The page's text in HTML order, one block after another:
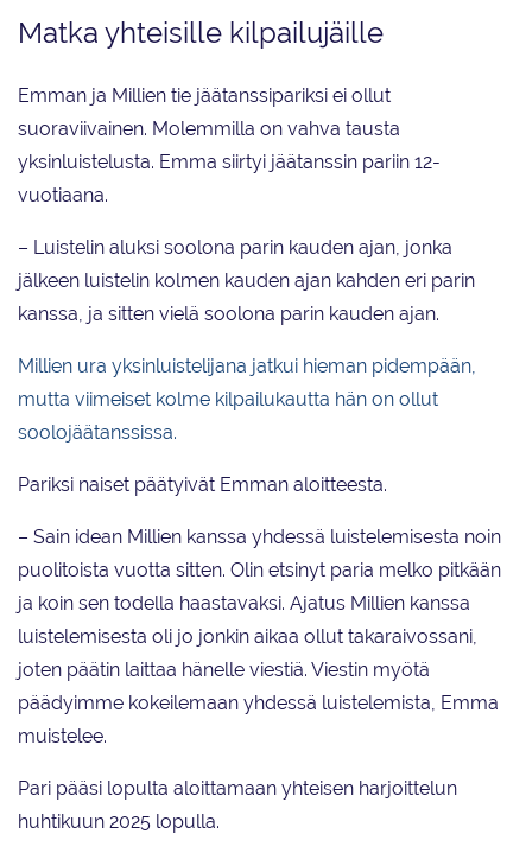
Matka yhteisille kilpailujäille
Emman ja Millien tie jäätanssipariksi ei ollut
suoraviivainen. Molemmilla on vahva tausta
yksinluistelusta. Emma siirtyi jäätanssin pariin 12-
vuotiaana.
– Luistelin aluksi soolona parin kauden ajan, jonka
jälkeen luistelin kolmen kauden ajan kahden eri parin
kanssa, ja sitten vielä soolona parin kauden ajan.
Millien ura yksinluistelijana jatkui hieman pidempään,
mutta viimeiset kolme kilpailukautta hän on ollut
soolojäätanssissa.
Pariksi naiset päätyivät Emman aloitteesta.
– Sain idean Millien kanssa yhdessä luistelemisesta noin
puolitoista vuotta sitten. Olin etsinyt paria melko pitkään
ja koin sen todella haastavaksi. Ajatus Millien kanssa
luistelemisesta oli jo jonkin aikaa ollut takaraivossani,
joten päätin laittaa hänelle viestiä. Viestin myötä
päädyimme kokeilemaan yhdessä luistelemista, Emma
muistelee.
Pari pääsi lopulta aloittamaan yhteisen harjoittelun
huhtikuun 2025 lopulla.